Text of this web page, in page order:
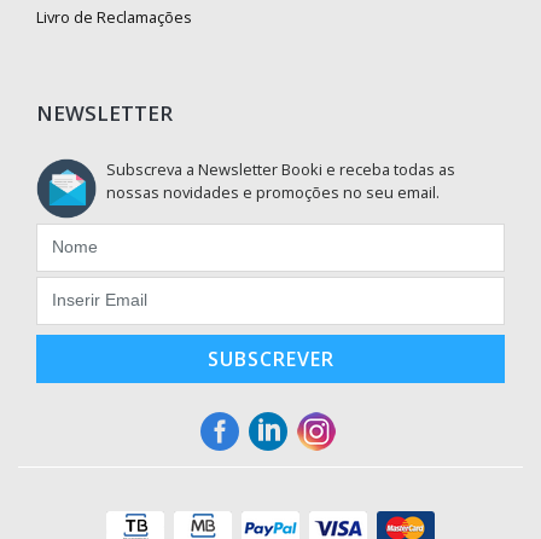
Livro de Reclamações
NEWSLETTER
Subscreva a Newsletter Booki e receba todas as
nossas novidades e promoções no seu email.
SUBSCREVER